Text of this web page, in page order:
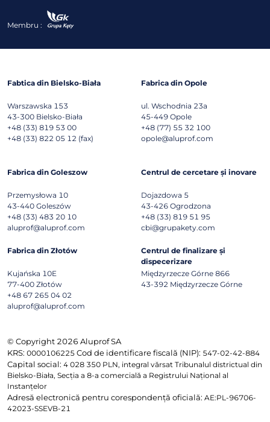
Membru :
Fabtica din Bielsko-Biała
Warszawska 153
43-300 Bielsko-Biała
+48 (33) 819 53 00
+48 (33) 822 05 12 (fax)
Fabrica din Opole
ul. Wschodnia 23a
45-449 Opole
+48 (77) 55 32 100
opole@aluprof.com
Fabrica din Goleszow
Przemysłowa 10
43-440 Goleszów
+48 (33) 483 20 10
aluprof@aluprof.com
Centrul de cercetare și inovare
Dojazdowa 5
43-426 Ogrodzona
+48 (33) 819 51 95
cbi@grupakety.com
Fabrica din Złotów
Kujańska 10E
77-400 Złotów
+48 67 265 04 02
aluprof@aluprof.com
Centrul de finalizare și
dispecerizare
Międzyrzecze Górne 866
43-392 Międzyrzecze Górne
© Copyright 2026 Aluprof SA
KRS: 0000106225 Cod de identificare fiscală (NIP): 547-02-42-884
Capital social: 4 028 350 PLN, integral vărsat Tribunalul districtual din
Bielsko-Biała, Secția a 8-a comercială a Registrului Național al
Instanțelor
Adresă electronică pentru corespondență oficială: AE:PL-96706-
42023-SSEVB-21